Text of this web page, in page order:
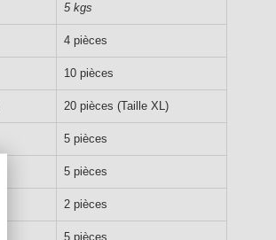
5 kgs
4 pièces
10 pièces
20 pièces (Taille XL)
5 pièces
5 pièces
2 pièces
5 pièces